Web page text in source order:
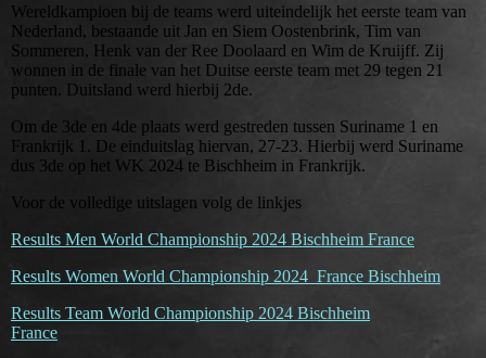
Wereldkampioen bij de teams werd uiteindelijk het eerste team van
Nederland, bestaande uit Jan en Siem Oostenbrink, Tim van
Sommeren, Henk van der Ree Doolaard en Wim de Kruijff. Zij
wonnen in de finale van het Duitse eerste team met 29 tegen 21
punten. Duitsland werd hierbij 2de.
Om de 3de en 4de plaats werd gestreden tussen Suriname 1 en
Frankrijk 1. De einduitslag hiervan, 27-23. Hierbij werd Suriname
dus 3de op het WK 2024 te Bischheim in Frankrijk.
Voor de volledige uitslagen volg de linkjes
Results Men World Championship 2024 Bischheim France
Results Women World Championship 2024 France Bischheim
Results Team World Championship 2024 Bischheim
France